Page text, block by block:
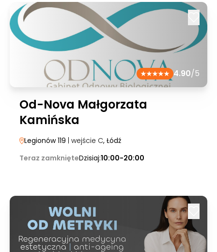
4.90/5
Od-Nova Małgorzata
Kamińska
Legionów 119 | wejście C, Łódź
Teraz zamknięteDzisiaj:10:00-20:00